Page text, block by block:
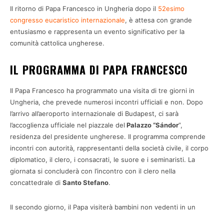
Il ritorno di Papa Francesco in Ungheria dopo il 52esimo
congresso eucaristico internazionale, è attesa con grande
entusiasmo e rappresenta un evento significativo per la
comunità cattolica ungherese.
IL PROGRAMMA DI PAPA FRANCESCO
Il Papa Francesco ha programmato una visita di tre giorni in
Ungheria, che prevede numerosi incontri ufficiali e non. Dopo
l’arrivo all’aeroporto internazionale di Budapest, ci sarà
l’accoglienza ufficiale nel piazzale del Palazzo “Sándor”,
residenza del presidente ungherese. Il programma comprende
incontri con autorità, rappresentanti della società civile, il corpo
diplomatico, il clero, i consacrati, le suore e i seminaristi. La
giornata si concluderà con l’incontro con il clero nella
concattedrale di Santo Stefano.
Il secondo giorno, il Papa visiterà bambini non vedenti in un